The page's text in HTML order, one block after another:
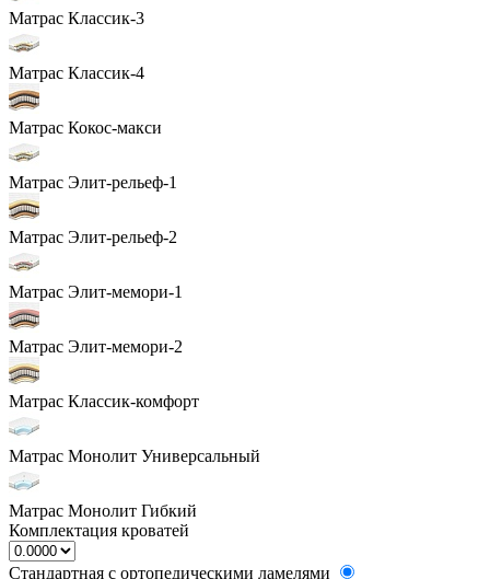
Матрас Классик-3
Матрас Классик-4
Матрас Кокос-макси
Матрас Элит-рельеф-1
Матрас Элит-рельеф-2
Матрас Элит-мемори-1
Матрас Элит-мемори-2
Матрас Классик-комфорт
Матрас Монолит Универсальный
Матрас Монолит Гибкий
Комплектация кроватей
Стандартная с ортопедическими ламелями